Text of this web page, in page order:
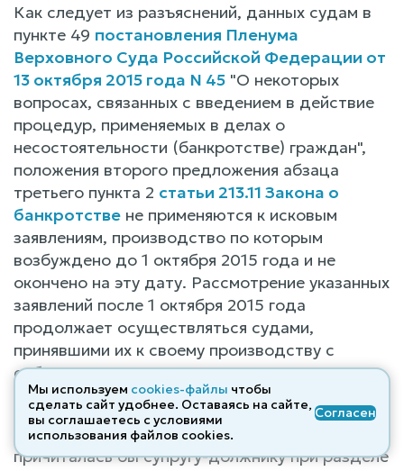
Как следует из разъяснений, данных судам в
пункте 49 постановления Пленума
Верховного Суда Российской Федерации от
13 октября 2015 года N 45 "О некоторых
вопросах, связанных с введением в действие
процедур, применяемых в делах о
несостоятельности (банкротстве) граждан",
положения второго предложения абзаца
третьего пункта 2 статьи 213.11 Закона о
банкротстве не применяются к исковым
заявлениям, производство по которым
возбуждено до 1 октября 2015 года и не
окончено на эту дату. Рассмотрение указанных
заявлений после 1 октября 2015 года
продолжает осуществляться судами,
принявшими их к своему производству с
соблюдением правил подсудности.
В настоящем деле рассматривается иск о
выделе доли супруга-должника, которая
причиталась бы супругу-должнику при разделе
Мы используем cookies-файлы чтобы
сделать сайт удобнее. Оставаясь на сайте,
вы соглашаетесь с условиями
использования файлов cооkies.
Согласен